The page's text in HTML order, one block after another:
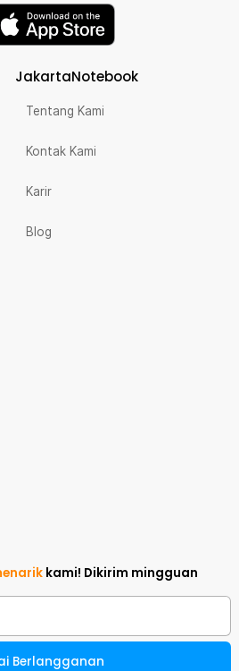
JakartaNotebook
Tentang Kami
Kontak Kami
Karir
Blog
kami! Dikirim mingguan
Berlangganan